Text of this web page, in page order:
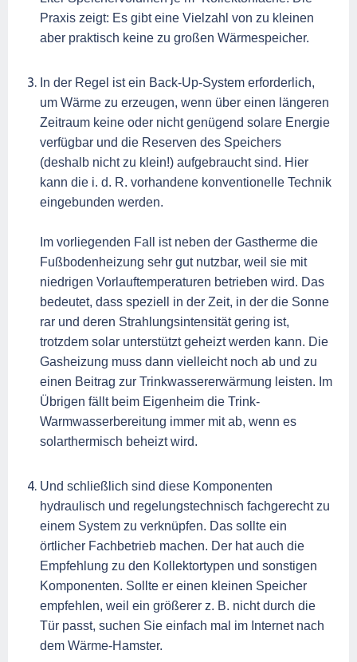
Praxis zeigt: Es gibt eine Vielzahl von zu kleinen
aber praktisch keine zu großen Wärmespeicher.
In der Regel ist ein Back-Up-System erforderlich,
um Wärme zu erzeugen, wenn über einen längeren
Zeitraum keine oder nicht genügend solare Energie
verfügbar und die Reserven des Speichers
(deshalb nicht zu klein!) aufgebraucht sind. Hier
kann die i. d. R. vorhandene konventionelle Technik
eingebunden werden.
Im vorliegenden Fall ist neben der Gastherme die
Fußbodenheizung sehr gut nutzbar, weil sie mit
niedrigen Vorlauftemperaturen betrieben wird. Das
bedeutet, dass speziell in der Zeit, in der die Sonne
rar und deren Strahlungsintensität gering ist,
trotzdem solar unterstützt geheizt werden kann. Die
Gasheizung muss dann vielleicht noch ab und zu
einen Beitrag zur Trinkwassererwärmung leisten. Im
Übrigen fällt beim Eigenheim die Trink-
Warmwasserbereitung immer mit ab, wenn es
solarthermisch beheizt wird.
Und schließlich sind diese Komponenten
hydraulisch und regelungstechnisch fachgerecht zu
einem System zu verknüpfen. Das sollte ein
örtlicher Fachbetrieb machen. Der hat auch die
Empfehlung zu den Kollektortypen und sonstigen
Komponenten. Sollte er einen kleinen Speicher
empfehlen, weil ein größerer z. B. nicht durch die
Tür passt, suchen Sie einfach mal im Internet nach
dem Wärme-Hamster.